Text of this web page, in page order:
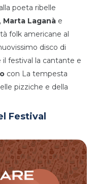
poeta ribelle
, Marta Laganà e
folk americane al
disco di
il festival la cantante e
con La tempesta
pizziche e della
Festival